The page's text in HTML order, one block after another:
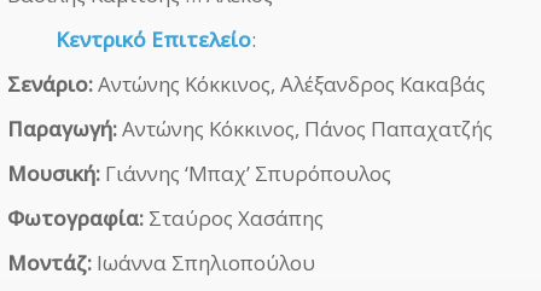
Κεντρικό Επιτελείο:
Σενάριο:Αντώνης Κόκκινος, Αλέξανδρος Κακαβάς
Παραγωγή:Αντώνης Κόκκινος, Πάνος Παπαχατζής
Μουσική: Γιάννης ‘Μπαχ’ Σπυρόπουλος
Φωτογραφία: Σταύρος Χασάπης
Μοντάζ: Ιωάννα Σπηλιοπούλου